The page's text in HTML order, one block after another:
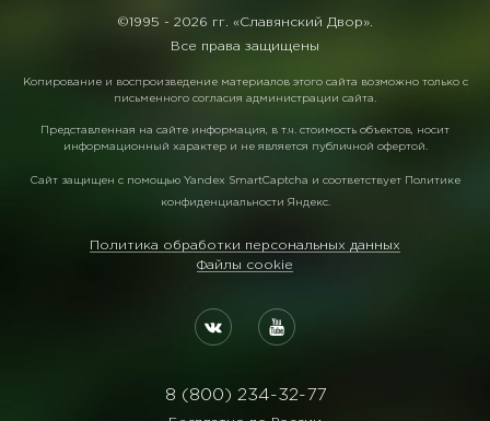
©1995 - 2026 гг. «Славянский Двор».
Все права защищены
Копирование и воспроизведение материалов этого сайта возможно только с
письменного согласия администрации сайта.
Представленная на сайте информация, в т.ч. стоимость объектов, носит
информационный характер и не является публичной офертой.
Сайт защищен с помощью Yandex SmartCaptcha и соответствует Политике
конфиденциальности Яндекс.
Политика обработки персональных данных
Файлы cookie
8 (800) 234-32-77